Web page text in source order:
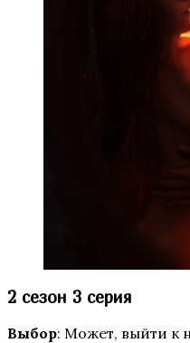
Путь Валькирии
2 сезон 3 серия
Выбор: Может, выйти к